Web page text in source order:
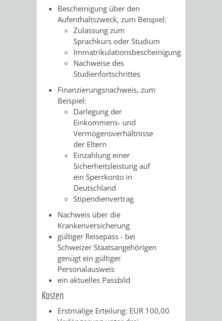
FRIEDHOF
OBERFLOCKENBACH
FRIEDHOF
RIPPENWEIER-
HEILIGKREUZ
FRIEDHOF
SULZBACH
MUSEUM
STADTBIBLIOTHEK
A
BIS
AUSLEIHE
MEDIENANGEBOTE
ONLINE-
KATALOG
VERANSTALTUNGEN
AUSBILDUNG
&
PRAKTIKA
LEIHVERKEHR
DER
BIBLIOTHEK
SERVICE
FÜR
LEHRER/INNEN
&
ERZIEHER/INNEN
KINO
VERANSTALTER
VERANSTALTUNGSRÄUME
STADTHALLE
ROLF-
ENGELBRECHT-
HAUS
BÜRGERSAAL
IM
ALTEN
RATHAUS
STADTARCHIV
MELDEKARTEI
VERÖFFENTLICHUNGEN
Bescheinigung über den
Aufenthaltszweck, zum Beispiel:
Zulassung zum
Sprachkurs oder Studium
Immatrikulationsbescheinigung
Nachweise des
Studienfortschrittes
Finanzierungsnachweis, zum
Beispiel:
Darlegung der
Einkommens- und
Vermögensverhältnisse
der Eltern
Einzahlung einer
Sicherheitsleistung auf
ein Sperrkonto in
Deutschland
Stipendienvertrag
Nachweis über die
Krankenversicherung
gültiger Reisepass - bei
Schweizer Staatsangehörigen
genügt ein gültiger
Personalausweis
ein aktuelles Passbild
Kosten
Erstmalige Erteilung: EUR 100,00